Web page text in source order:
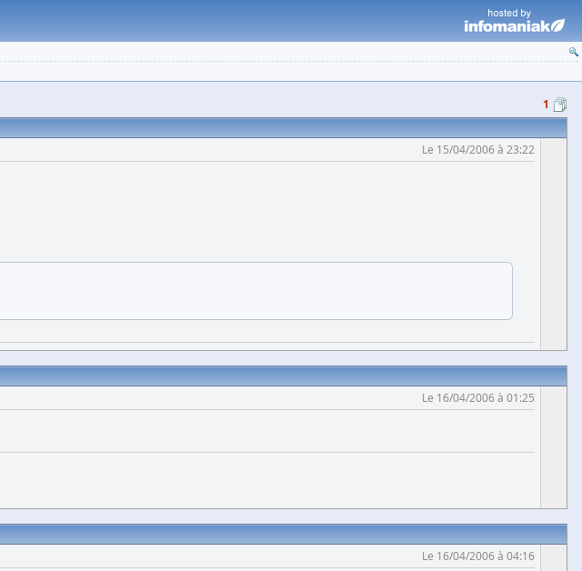
1
Le 15/04/2006 à 23:22
Le 16/04/2006 à 01:25
Le 16/04/2006 à 04:16